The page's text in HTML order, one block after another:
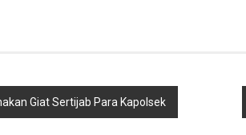
Giat Sertijab Para Kapolsek